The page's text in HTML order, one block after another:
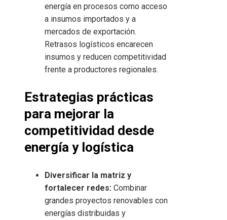
energía en procesos como acceso
a insumos importados y a
mercados de exportación.
Retrasos logísticos encarecen
insumos y reducen competitividad
frente a productores regionales.
Estrategias prácticas
para mejorar la
competitividad desde
energía y logística
Diversificar la matriz y
fortalecer redes: Combinar
grandes proyectos renovables con
energías distribuidas y